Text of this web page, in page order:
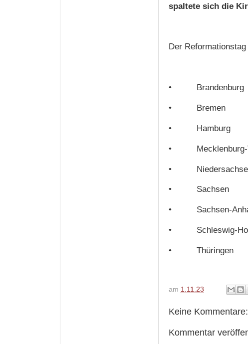
spaltete sich die
Der
• Brandenburg
• Bremen
• Hamburg
•
•
• Sachsen
• Sachsen-
• Schleswig-
• Thüringen
am 1.11.23
Keine Kommentare:
Kommentar